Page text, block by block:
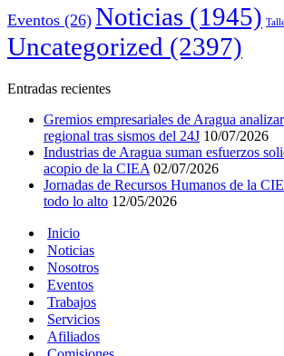
Eventos (26) Noticias (1945)
Uncategorized (2397)
Entradas recientes
Gremios empresariales de Aragua
regional tras sismos del 24J 10/07/2026
Industrias de Aragua suman esfuerzos
acopio de la CIEA 02/07/2026
Jornadas de Recursos Humanos de la
todo lo alto 12/05/2026
Inicio
Noticias
Nosotros
Eventos
Trabajos
Servicios
Afiliados